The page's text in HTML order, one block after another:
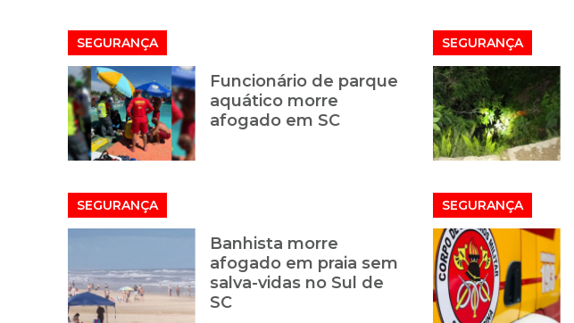
SEGURANÇA
Funcionário de parque
aquático morre
afogado em SC
SEGURANÇA
SEGURANÇA
Banhista morre
afogado em praia sem
salva-vidas no Sul de
SC
SEGURANÇA